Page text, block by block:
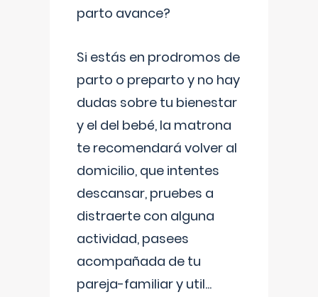
parto avance?
Si estás en prodromos de
parto o preparto y no hay
dudas sobre tu bienestar
y el del bebé, la matrona
te recomendará volver al
domicilio, que intentes
descansar, pruebes a
distraerte con alguna
actividad, pasees
acompañada de tu
pareja-familiar y util...